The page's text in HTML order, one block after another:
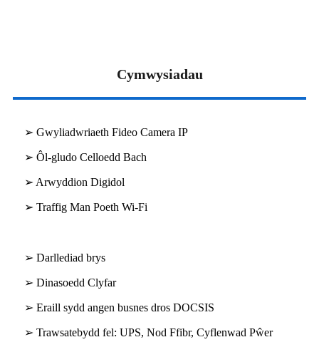
Cymwysiadau
➢ Gwyliadwriaeth Fideo Camera IP
➢ Ôl-gludo Celloedd Bach
➢ Arwyddion Digidol
➢ Traffig Man Poeth Wi-Fi
➢ Darllediad brys
➢ Dinasoedd Clyfar
➢ Eraill sydd angen busnes dros DOCSIS
➢ Trawsatebydd fel: UPS, Nod Ffibr, Cyflenwad Pŵer